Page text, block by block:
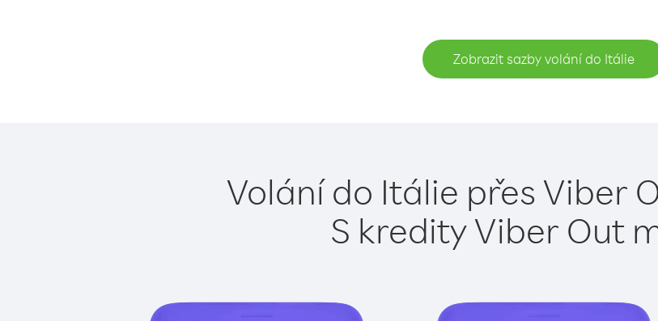
Zobrazit sazby volání do Itálie
Volání do Itálie přes Viber
S kredity Viber Out